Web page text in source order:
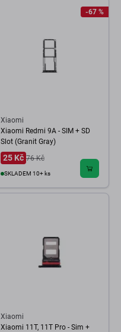
-67 %
Xiaomi
Xiaomi Redmi 9A - SIM + SD
Slot (Granit Gray)
25 Kč 76 Kč
SKLADEM 10+ ks
Xiaomi
Xiaomi 11T, 11T Pro - Sim +